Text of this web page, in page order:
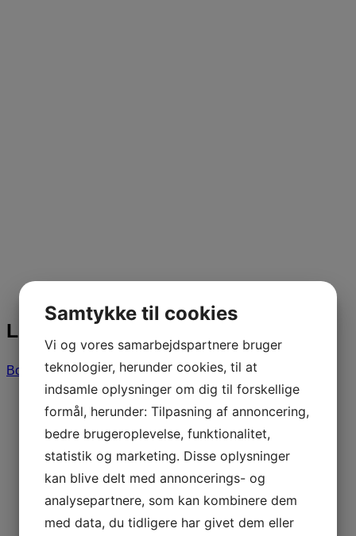
Lene Abro
Book nu
Samtykke til cookies
Vi og vores samarbejdspartnere bruger
teknologier, herunder cookies, til at
indsamle oplysninger om dig til forskellige
formål, herunder: Tilpasning af annoncering,
bedre brugeroplevelse, funktionalitet,
statistik og marketing. Disse oplysninger
kan blive delt med annoncerings- og
analysepartnere, som kan kombinere dem
med data, du tidligere har givet dem eller